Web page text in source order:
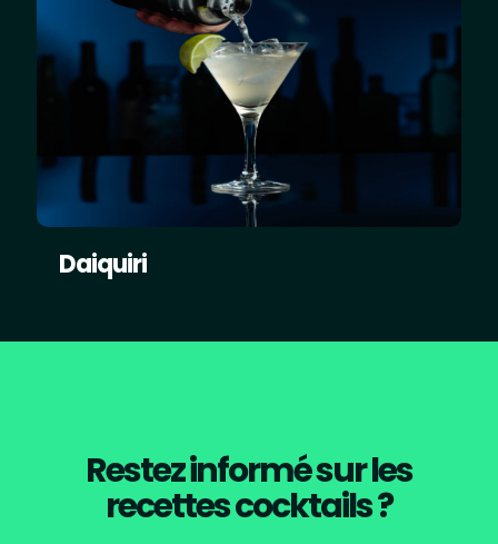
Daiquiri
Restez informé sur les
recettes cocktails ?